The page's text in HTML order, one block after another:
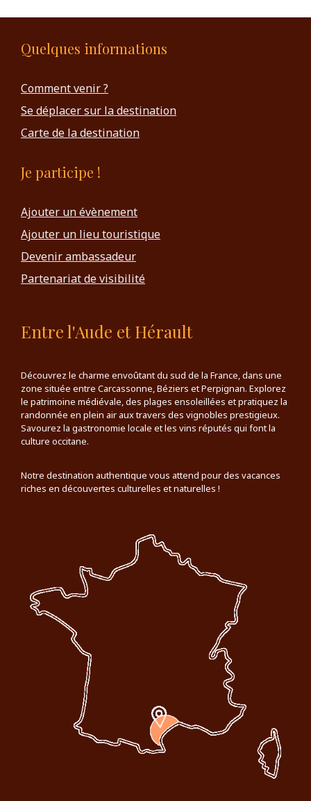
Quelques informations
Comment venir ?
Se déplacer sur la destination
Carte de la destination
Je participe !
Ajouter un évènement
Ajouter un lieu touristique
Devenir ambassadeur
Partenariat de visibilité
Entre l'Aude et Hérault
Découvrez le charme envoûtant du sud de la France, dans une
zone située entre Carcassonne, Béziers et Perpignan. Explorez
le patrimoine médiévale, des plages ensoleillées et pratiquez la
randonnée en plein air aux travers des vignobles prestigieux.
Savourez la gastronomie locale et les vins réputés qui font la
culture occitane.
Notre destination authentique vous attend pour des vacances
riches en découvertes culturelles et naturelles !